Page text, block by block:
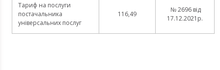
Тариф на послуги
постачальника
універсальних послуг
116,49
№ 2696 від
17.12.2021р.